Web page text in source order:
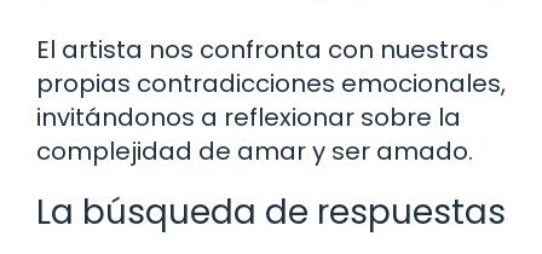
El artista nos confronta con nuestras
propias contradicciones emocionales,
invitándonos a reflexionar sobre la
complejidad de amar y ser amado.
La búsqueda de respuestas